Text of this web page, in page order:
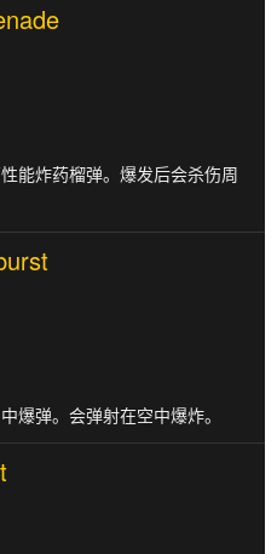
能炸药榴弹。爆发后会杀伤周
爆弹。会弹射在空中爆炸。